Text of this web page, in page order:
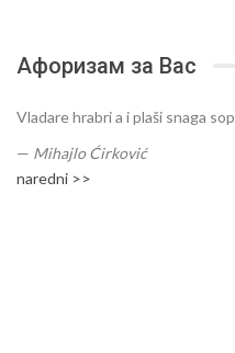
Афоризам за Вас
Vladare hrabri a i plaši snaga
— Mihajlo Ćirković
naredni >>